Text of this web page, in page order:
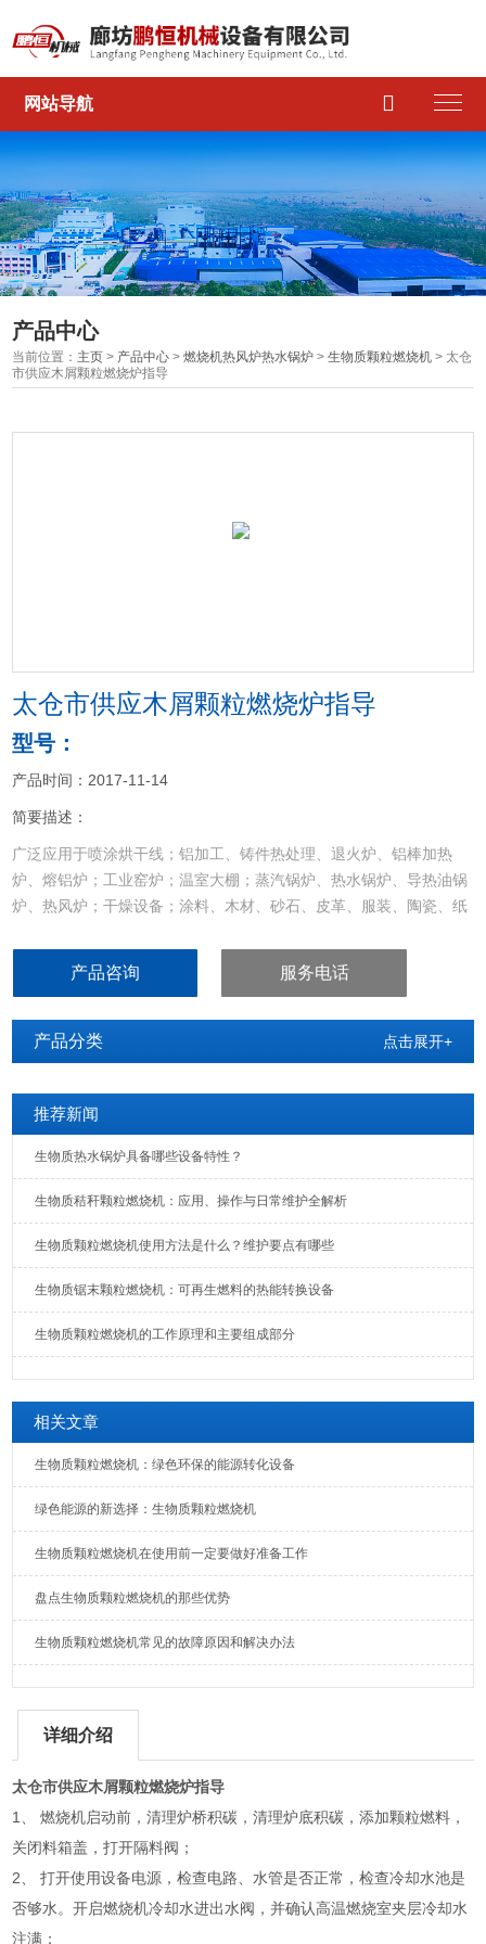
网站导航 
产品中心
当前位置： 主页 > 产品中心 >燃烧机热风炉热水锅炉 >生物质颗粒燃烧机 > 太仓
市供应木屑颗粒燃烧炉指导
太仓市供应木屑颗粒燃烧炉指导
型号：
产品时间：2017-11-14
简要描述：
广泛应用于喷涂烘干线；铝加工、铸件热处理、退火炉、铝棒加热
炉、熔铝炉；工业窑炉；温室大棚；蒸汽锅炉、热水锅炉、导热油锅
炉、热风炉；干燥设备；涂料、木材、砂石、皮革、服装、陶瓷、纸
产品咨询 服务电话
产品分类 点击展开+
推荐新闻
生物质热水锅炉具备哪些设备特性？
生物质秸秆颗粒燃烧机：应用、操作与日常维护全解析
生物质颗粒燃烧机使用方法是什么？维护要点有哪些
生物质锯末颗粒燃烧机：可再生燃料的热能转换设备
生物质颗粒燃烧机的工作原理和主要组成部分
相关文章
生物质颗粒燃烧机：绿色环保的能源转化设备
绿色能源的新选择：生物质颗粒燃烧机
生物质颗粒燃烧机在使用前一定要做好准备工作
盘点生物质颗粒燃烧机的那些优势
生物质颗粒燃烧机常见的故障原因和解决办法
详细介绍
太仓市供应木屑颗粒燃烧炉指导
1、 燃烧机启动前，清理炉桥积碳，清理炉底积碳，添加颗粒燃料，
关闭料箱盖，打开隔料阀；
2、 打开使用设备电源，检查电路、水管是否正常，检查冷却水池是
否够水。开启燃烧机冷却水进出水阀，并确认高温燃烧室夹层冷却水
注满；